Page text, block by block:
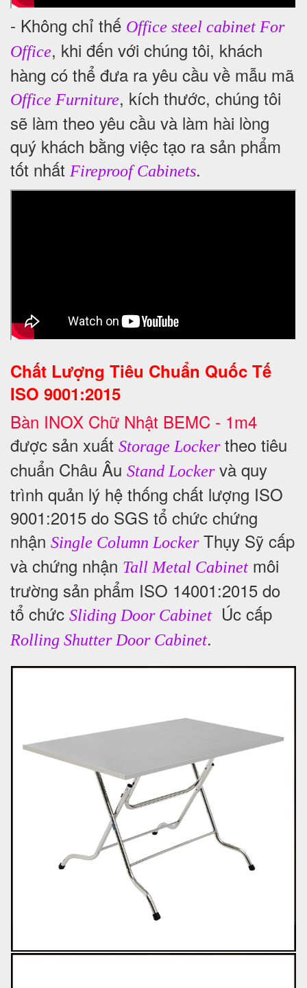
- Không chỉ thế Office steel cabinet For
Office, khi đến với chúng tôi, khách
hàng có thể đưa ra yêu cầu về mẫu mã
Office Furniture, kích thước, chúng tôi
sẽ làm theo yêu cầu và làm hài lòng
quý khách bằng việc tạo ra sản phẩm
tốt nhất Fireproof Cabinets.
Chất Lượng Tiêu Chuẩn Quốc Tế
ISO 9001:2015
Bàn INOX Chữ Nhật BEMC - 1m4
được sản xuất Storage Lockertheo tiêu
chuẩn Châu Âu Stand Lockervà quy
trình quản lý hệ thống chất lượng ISO
9001:2015 do SGS tổ chức chứng
nhận Single Column LockerThụy Sỹ cấp
và chứng nhận Tall Metal Cabinet môi
trường sản phẩm ISO 14001:2015 do
tổ chức Sliding Door Cabinet Úc cấp
Rolling Shutter Door Cabinet.